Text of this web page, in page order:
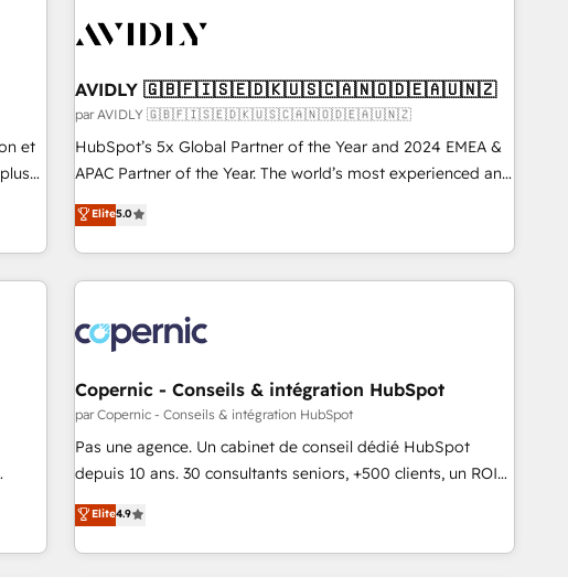
et
in
AVIDLY 🇬🇧🇫🇮🇸🇪🇩🇰🇺🇸🇨🇦🇳🇴🇩🇪🇦🇺🇳🇿
par AVIDLY 🇬🇧🇫🇮🇸🇪🇩🇰🇺🇸🇨🇦🇳🇴🇩🇪🇦🇺🇳🇿
HubSpot’s 5x Global Partner of the Year and 2024 EMEA &
APAC Partner of the Year. The world’s most experienced and
fully accredited HubSpot Solutions Partner. 🚀 With 2,750+
HubSpot projects delivered and 370+ specialists across
EMEA, APAC and NAM, we de-risk complex CRM
programmes and accelerate ROI across every HubSpot
automation, we turn complexity into clarity, human at global
scale. 🏆 HubSpot’s CEO called us “the partner of the
future.” Others agree it is proof of trust built through
measurable impact.
Elite5.0
Copernic - Conseils & intégration HubSpot
par Copernic - Conseils & intégration HubSpot
Pas une agence. Un cabinet de conseil dédié HubSpot
depuis 10 ans. 30 consultants seniors, +500 clients, un ROI
mesurable. Notre mission : faire de HubSpot un vrai levier
de performance pour votre organisation. Cela passe par la
compréhension de vos processus, la fiabilisation de vos
Elite4.9